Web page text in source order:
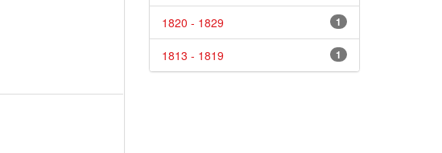
1
1820 - 1829
1
1813 - 1819